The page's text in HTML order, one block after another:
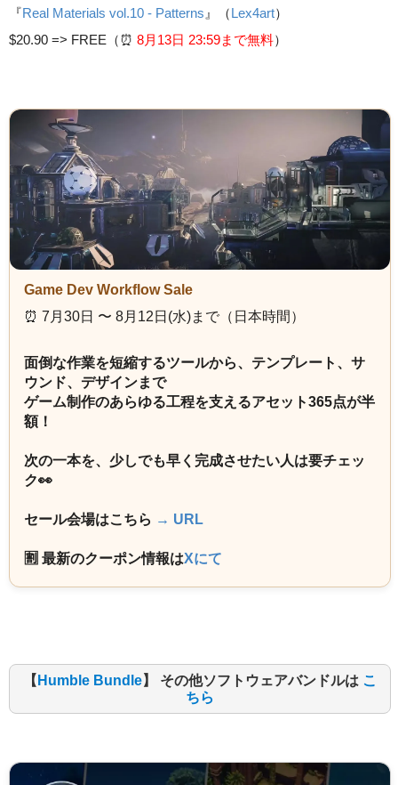
『Real Materials vol.10 - Patterns 』（Lex4art）
$20.90 => FREE（⏰️ 8月13日 23:59まで無料）
Game Dev Workflow Sale
⏰️ 7月30日 〜 8月12日(水)まで（日本時間）
面倒な作業を短縮するツールから、テンプレート、サ
ウンド、デザインまで
ゲーム制作のあらゆる工程を支えるアセット365点が半
額！
次の一本を、少しでも早く完成させたい人は要チェッ
ク👀
セール会場はこちら → URL
🈹 最新のクーポン情報はXにて
【 Humble Bundle】 その他ソフトウェアバンドルは こ
ちら